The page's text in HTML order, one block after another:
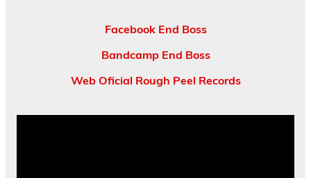
Facebook End Boss
Bandcamp End Boss
Web Oficial Rough Peel Records